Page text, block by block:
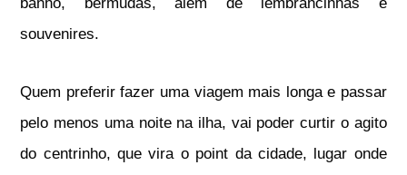
souvenires.
Quem preferir fazer uma viagem mais longa e passar
pelo menos uma noite na ilha, vai poder curtir o agito
do centrinho, que vira o point da cidade, lugar onde